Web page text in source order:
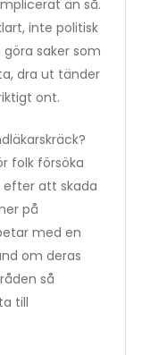
än så.
inte politisk
göra saker som
dra ut tänder
ont.
folk försöka
att skada
på
med en
om deras
så
till